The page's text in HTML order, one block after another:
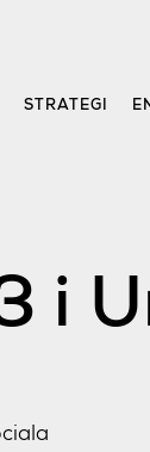
STRATEGI
i